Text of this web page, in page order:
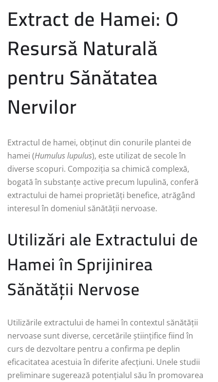
Extract de Hamei: O
Resursă Naturală
pentru Sănătatea
Nervilor
Extractul de hamei, obținut din conurile plantei de
hamei (Humulus lupulus), este utilizat de secole în
diverse scopuri. Compoziția sa chimică complexă,
bogată în substanțe active precum lupulină, conferă
extractului de hamei proprietăți benefice, atrăgând
interesul în domeniul sănătății nervoase.
Utilizări ale Extractului de
Hamei în Sprijinirea
Sănătății Nervose
Utilizările extractului de hamei în contextul sănătății
nervoase sunt diverse, cercetările științifice fiind în
curs de dezvoltare pentru a confirma pe deplin
eficacitatea acestuia în diferite afecțiuni. Unele studii
preliminare sugerează potențialul său în promovarea